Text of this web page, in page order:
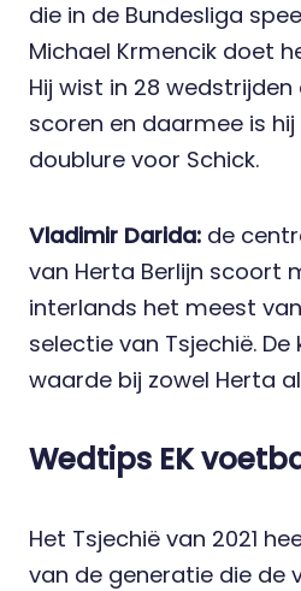
die in de Bundesliga
Michael Krmencik doet
Hij wist in 28
scoren en daarmee is
doublure voor Schick.
Vladimir Darida: de
van Herta Berlijn scoort
interlands het meest
selectie van Tsjechië.
waarde bij zowel Herta
Wedtips EK
Het Tsjechië van 2021
van de generatie die de